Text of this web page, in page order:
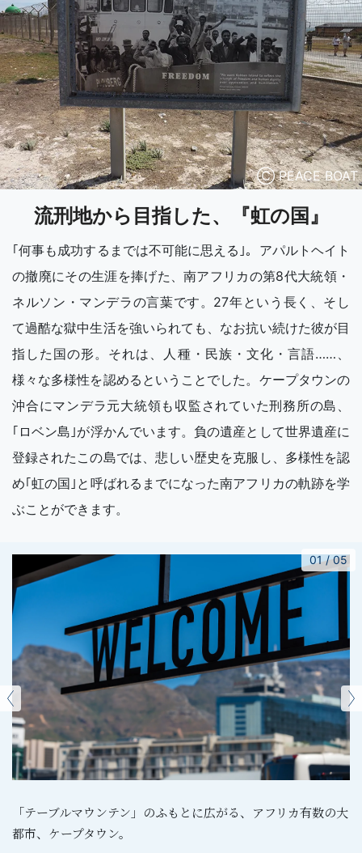
Ⓒ PEACE BOAT
流刑地から目指した、『虹の国』
｢何事も成功するまでは不可能に思える｣。アパルトヘイト
の撤廃にその生涯を捧げた、南アフリカの第8代大統領・
ネルソン・マンデラの言葉です。27年という長く、そし
て過酷な獄中生活を強いられても、なお抗い続けた彼が目
指した国の形。それは、人種・民族・文化・言語……、
様々な多様性を認めるということでした。ケープタウンの
沖合にマンデラ元大統領も収監されていた刑務所の島、
｢ロベン島｣が浮かんでいます。負の遺産として世界遺産に
登録されたこの島では、悲しい歴史を克服し、多様性を認
め｢虹の国｣と呼ばれるまでになった南アフリカの軌跡を学
ぶことができます。
「テーブルマウンテン」のふもとに広がる、アフリカ有数の大
都市、ケープタウン。
01/05